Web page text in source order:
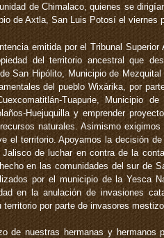
de Chimalaco, quienes se
de Axtla, San Luis Potosí el viernes
emitida por el Tribunal
del territorio ancestral que
San Hipólito, Municipio de
del pueblo Wixárika, por
Tuapurie, Municipio
Huejuquilla y emprender
naturales. Asimismo
el territorio. Apoyamos la decisión
de luchar en contra de la
en las comunidades del sur de
por el municipio de la Yesca
en la anulación de invasiones
por parte de invasores
de nuestras hermanas y hermanos